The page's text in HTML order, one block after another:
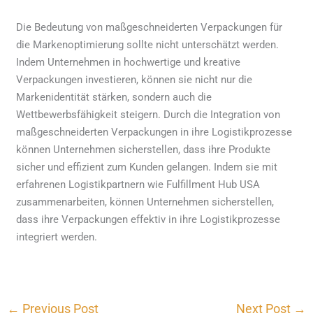
Die Bedeutung von maßgeschneiderten Verpackungen für
die Markenoptimierung sollte nicht unterschätzt werden.
Indem Unternehmen in hochwertige und kreative
Verpackungen investieren, können sie nicht nur die
Markenidentität stärken, sondern auch die
Wettbewerbsfähigkeit steigern. Durch die Integration von
maßgeschneiderten Verpackungen in ihre Logistikprozesse
können Unternehmen sicherstellen, dass ihre Produkte
sicher und effizient zum Kunden gelangen. Indem sie mit
erfahrenen Logistikpartnern wie Fulfillment Hub USA
zusammenarbeiten, können Unternehmen sicherstellen,
dass ihre Verpackungen effektiv in ihre Logistikprozesse
integriert werden.
← Previous Post Next Post →